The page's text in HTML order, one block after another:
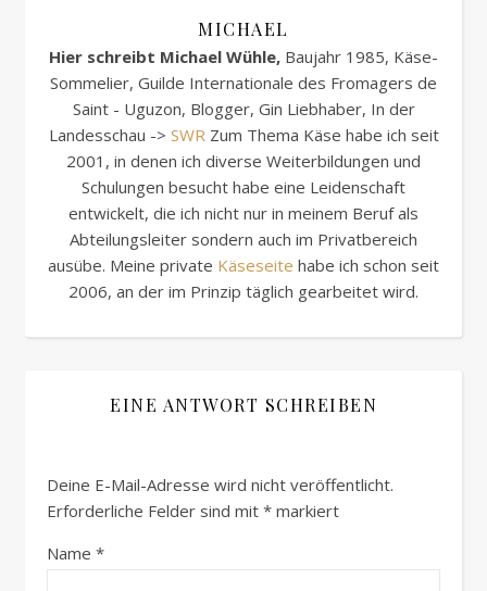
MICHAEL
Hier schreibt Michael Wühle, Baujahr 1985, Käse-
Sommelier, Guilde Internationale des Fromagers de
Saint - Uguzon, Blogger, Gin Liebhaber, In der
Landesschau -> SWRZum Thema Käse habe ich seit
2001, in denen ich diverse Weiterbildungen und
Schulungen besucht habe eine Leidenschaft
entwickelt, die ich nicht nur in meinem Beruf als
Abteilungsleiter sondern auch im Privatbereich
ausübe. Meine private Käseseite habe ich schon seit
2006, an der im Prinzip täglich gearbeitet wird.
EINE ANTWORT SCHREIBEN
Deine E-Mail-Adresse wird nicht veröffentlicht.
Erforderliche Felder sind mit * markiert
Name *